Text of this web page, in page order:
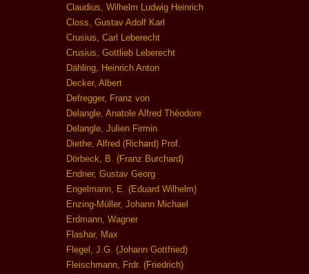
Claudius, Wilhelm Ludwig Heinrich
Closs, Gustav Adolf Karl
Crusius, Carl Leberecht
Crusius, Gottlieb Leberecht
Dähling, Heinrich Anton
Decker, Albert
Defregger, Franz von
Delangle, Anatole Alfred Thèodore
Delangle, Julien Firmin
Diethe, Alfred (Richard) Prof.
Dörbeck, B. (Franz Burchard)
Endner, Gustav Georg
Engelmann, E. (Eduard Wilhelm)
Enzing-Müller, Johann Michael
Erdmann, Wagner
Flashar, Max
Flegel, J.G. (Johann Gottfried)
Fleischmann, Frdr. (Friedrich)